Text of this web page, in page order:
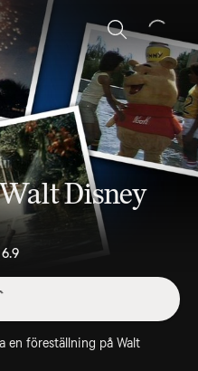
Sök
Disney
6.9
en föreställning på Walt